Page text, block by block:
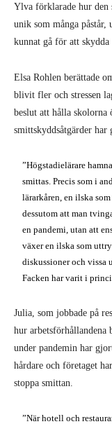
Ylva förklarade hur den
unik som många
kunnat gå för att skydda
Elsa Rohlen berättade
blivit fler och stressen
beslut att hålla skolorna
smittskyddsåtgärder
”Högstadielärare
smittas. Precis som i
lärarkåren, en ilska
dessutom att man
en pandemi, utan att
växer en ilska som
diskussioner och vissa
Facken har varit i
Julia, som jobbade på
hur arbetsförhållandena
under pandemin har
hårdare och företaget
stoppa smittan.
”När hotell och